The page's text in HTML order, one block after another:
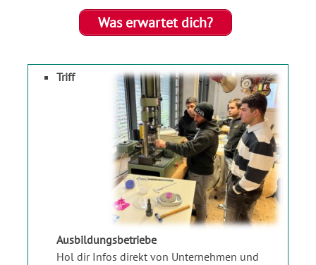
Was erwartet dich?
Triff
Ausbildungsbetriebe
Hol dir Infos direkt von Unternehmen und